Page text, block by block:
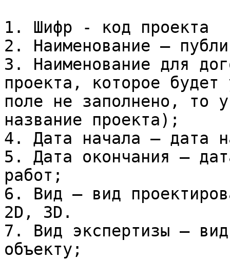
1. Шифр - код проекта
2. Наименование –
3. Наименование для
проекта, которое будет
поле не заполнено, то
название проекта);
4. Дата начала – дата
5. Дата окончания –
работ;
6. Вид – вид
2D, 3D.
7. Вид экспертизы –
объекту;